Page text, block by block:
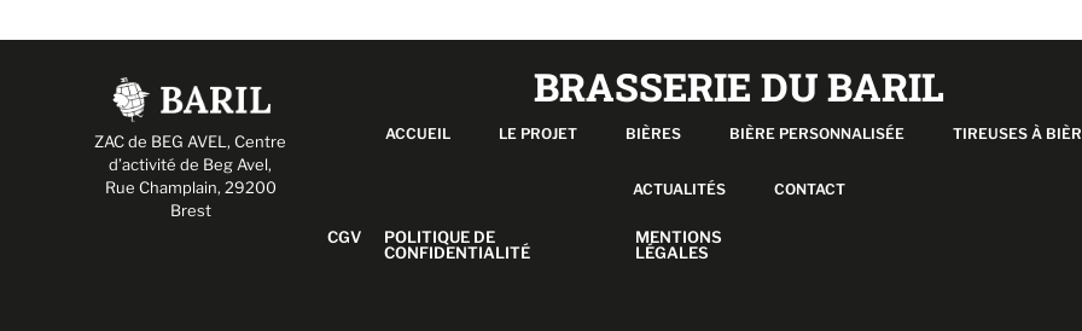
ZAC de BEG AVEL,Centre
d’activité de Beg Avel,
Rue Champlain, 29200
Brest
BRASSERIE DU BARIL
ACCUEIL LE PROJET BIÈRES BIÈRE PERSONNALISÉE TIREUSES À
ACTUALITÉS CONTACT
CGV
POLITIQUE DE
CONFIDENTIALITÉ
MENTIONS
LÉGALES